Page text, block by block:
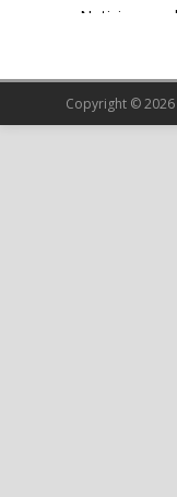
Noticia
Copyright ©